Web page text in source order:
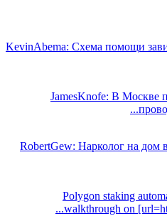
KevinAbema: Схема помощи
JamesKnofe: В Москве
RobertGew: Нарколог на дом
Polygon staking
walkthrough on